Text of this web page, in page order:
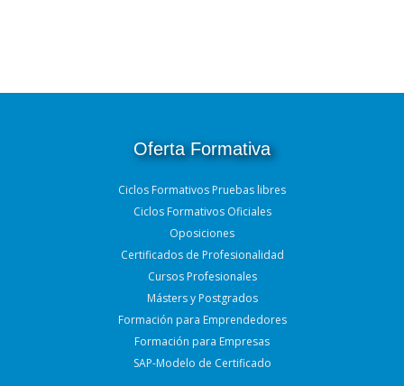
Oferta Formativa
Ciclos Formativos Pruebas libres
Ciclos Formativos Oficiales
Oposiciones
Certificados de Profesionalidad
Cursos Profesionales
Másters y Postgrados
Formación para Emprendedores
Formación para Empresas
SAP-Modelo de Certificado